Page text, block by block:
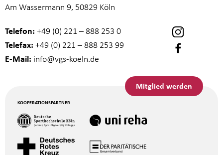
Am Wassermann 9, 50829 Köln
Telefon: +49 (0) 221 – 888 253 0
Telefax: +49 (0) 221 – 888 253 99
E-Mail: info@vgs-koeln.de
Mitglied werden
KOOPERATIONSPARTNER